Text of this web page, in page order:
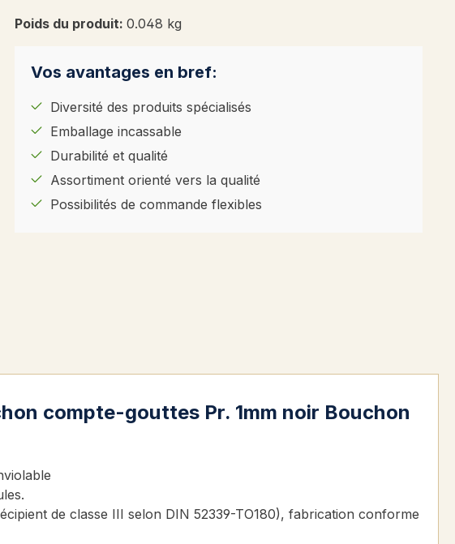
Poids du produit: 0.048 kg
Vos avantages en bref:
Diversité des produits spécialisés
Emballage incassable
Durabilité et qualité
Assortiment orienté vers la qualité
Possibilités de commande flexibles
compte-gouttes Pr. 1mm noir Bouchon
de classe III selon DIN 52339-TO180), fabrication conforme